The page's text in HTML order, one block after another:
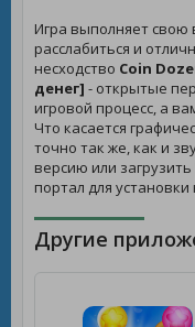
Игра выполняет
расслабиться и
несходство Coin
денег] - открытые
игровой процесс, а
Что касается
точно так же, как и
версию или
портал для
Другие